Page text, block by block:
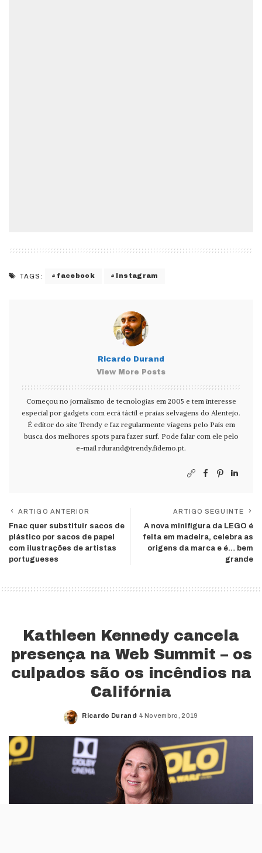
TAGS: facebook Instagram
Ricardo Durand
View More Posts
Começou no jornalismo de tecnologias em 2005 e tem interesse
especial por gadgets com ecrã táctil e praias selvagens do Alentejo.
É editor do site Trendy e faz regularmente viagens pelo País em
busca dos melhores spots para fazer surf. Pode falar com ele pelo
e-mail rdurand@trendy.fidemo.pt.
ARTIGO ANTERIOR
Fnac quer substituir sacos de
plástico por sacos de papel
com ilustrações de artistas
portugueses
ARTIGO SEGUINTE
A nova minifigura da LEGO é
feita em madeira, celebra as
origens da marca e é… bem
grande
Kathleen Kennedy cancela
presença na Web Summit – os
culpados são os incêndios na
Califórnia
Posted
Ricardo Durand 4 Novembro, 2019